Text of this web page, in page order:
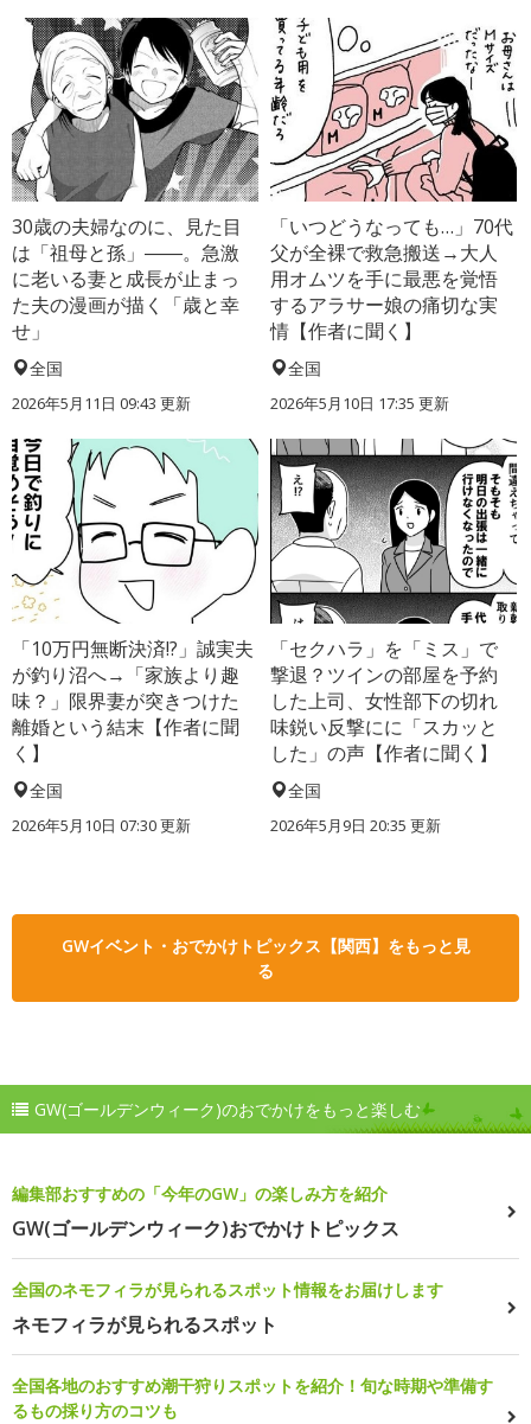
30歳の夫婦なのに、見た目
は「祖母と孫」――。急激
に老いる妻と成長が止まっ
た夫の漫画が描く「歳と幸
せ」
全国
2026年5月11日 09:43 更新
「いつどうなっても…」70代
父が全裸で救急搬送→大人
用オムツを手に最悪を覚悟
するアラサー娘の痛切な実
情【作者に聞く】
全国
2026年5月10日 17:35 更新
「10万円無断決済!?」誠実夫
が釣り沼へ→「家族より趣
味？」限界妻が突きつけた
離婚という結末【作者に聞
く】
全国
2026年5月10日 07:30 更新
「セクハラ」を「ミス」で
撃退？ツインの部屋を予約
した上司、女性部下の切れ
味鋭い反撃にに「スカッと
した」の声【作者に聞く】
全国
2026年5月9日 20:35 更新
GWイベント・おでかけトピックス【関西】をもっと見
る
GW(ゴールデンウィーク)のおでかけをもっと楽しむ
編集部おすすめの「今年のGW」の楽しみ方を紹介
GW(ゴールデンウィーク)おでかけトピックス
全国のネモフィラが見られるスポット情報をお届けします
ネモフィラが見られるスポット
全国各地のおすすめ潮干狩りスポットを紹介！旬な時期や準備す
るもの採り方のコツも